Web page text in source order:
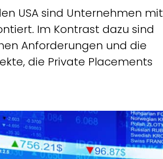
USA sind Unternehmen mit
Im Kontrast dazu sind
Anforderungen und die
die Private Placements